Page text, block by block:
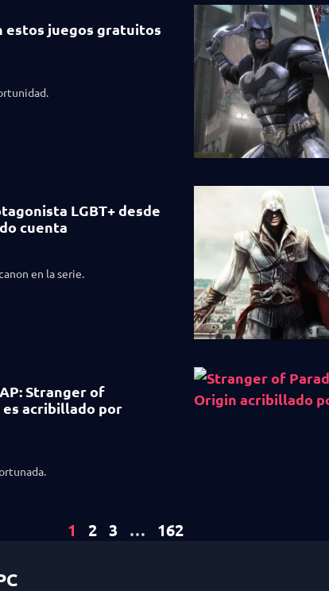
estos juegos gratuitos
LGBT+ desde
cuenta
en la serie.
Stranger of
es acribillado por
1 2 3 … 162